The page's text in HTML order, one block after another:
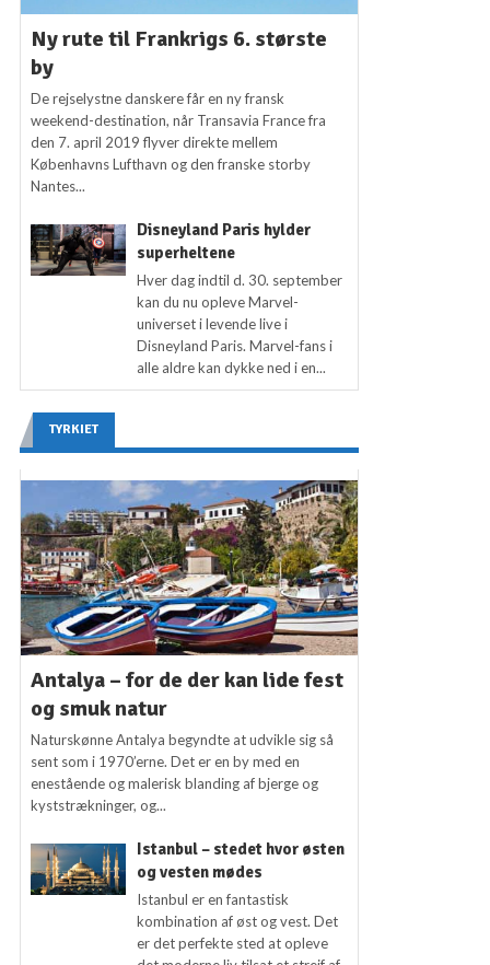
Ny rute til Frankrigs 6. største
by
De rejselystne danskere får en ny fransk
weekend-destination, når Transavia France fra
den 7. april 2019 flyver direkte mellem
Københavns Lufthavn og den franske storby
Nantes...
Disneyland Paris hylder
superheltene
Hver dag indtil d. 30. september
kan du nu opleve Marvel-
universet i levende live i
Disneyland Paris. Marvel-fans i
alle aldre kan dykke ned i en...
TYRKIET
Antalya – for de der kan lide fest
og smuk natur
Naturskønne Antalya begyndte at udvikle sig så
sent som i 1970’erne. Det er en by med en
enestående og malerisk blanding af bjerge og
kyststrækninger, og...
Istanbul – stedet hvor østen
og vesten mødes
Istanbul er en fantastisk
kombination af øst og vest. Det
er det perfekte sted at opleve